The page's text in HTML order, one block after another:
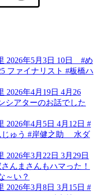
2026年5月3日 10日 #め
ファイナリスト #板橋ハ
2026年4月19日 4月26
アターのお話でした
2026年4月5日 4月12日 #
ゅう #岸健之助 水ダ
2026年3月22日 3月29日
んまさんもハマった！
～い？
2026年3月8日 3月15日 #